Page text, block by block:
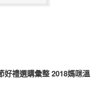
好禮選購彙整 2018媽咪溫